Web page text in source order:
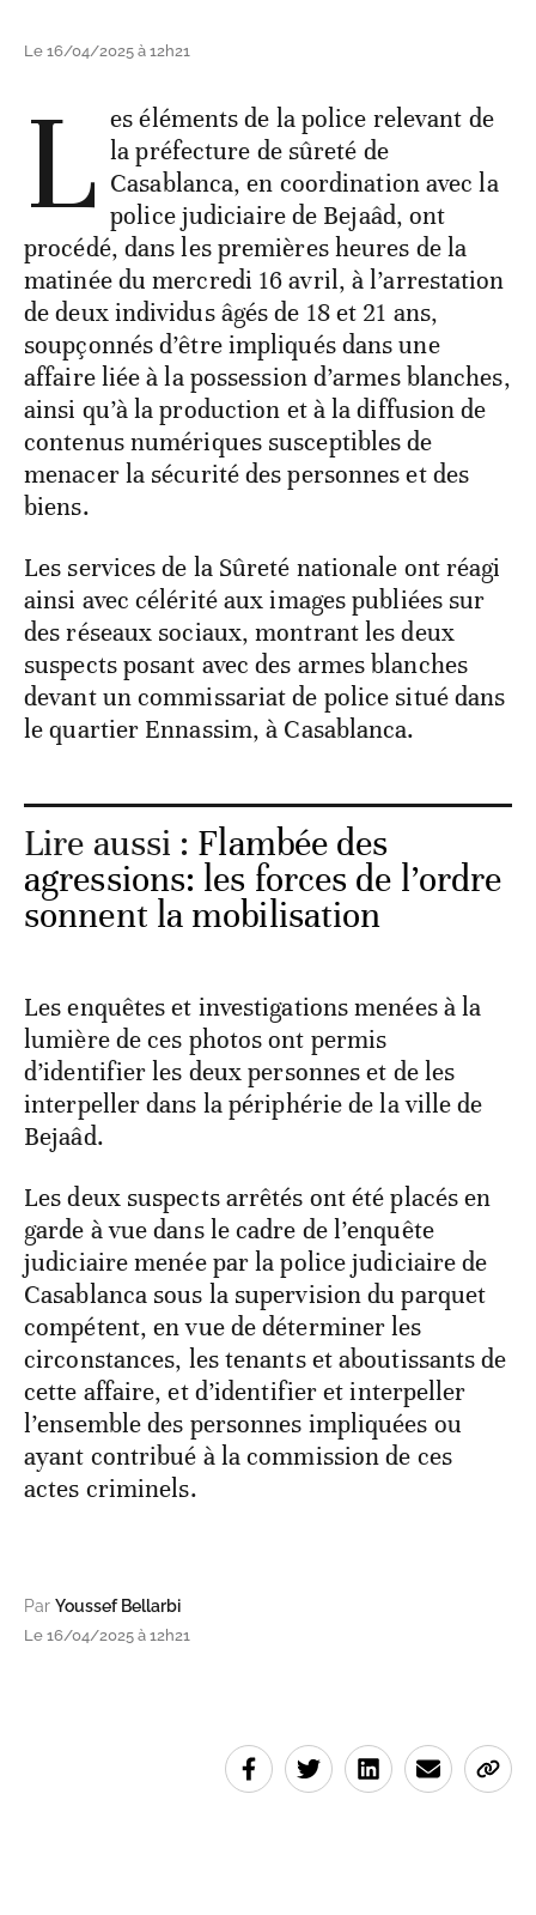
Le 16/04/2025 à 12h21
L es éléments de la police relevant de
la préfecture de sûreté de
Casablanca, en coordination avec la
police judiciaire de Bejaâd, ont
procédé, dans les premières heures de la
matinée du mercredi 16 avril, à l’arrestation
de deux individus âgés de 18 et 21 ans,
soupçonnés d’être impliqués dans une
affaire liée à la possession d’armes blanches,
ainsi qu’à la production et à la diffusion de
contenus numériques susceptibles de
menacer la sécurité des personnes et des
biens.
Les services de la Sûreté nationale ont réagi
ainsi avec célérité aux images publiées sur
des réseaux sociaux, montrant les deux
suspects posant avec des armes blanches
devant un commissariat de police situé dans
le quartier Ennassim, à Casablanca.
Lire aussi : Flambée des
agressions: les forces de l’ordre
sonnent la mobilisation
Les enquêtes et investigations menées à la
lumière de ces photos ont permis
d’identifier les deux personnes et de les
interpeller dans la périphérie de la ville de
Bejaâd.
Les deux suspects arrêtés ont été placés en
garde à vue dans le cadre de l’enquête
judiciaire menée par la police judiciaire de
Casablanca sous la supervision du parquet
compétent, en vue de déterminer les
circonstances, les tenants et aboutissants de
cette affaire, et d’identifier et interpeller
l’ensemble des personnes impliquées ou
ayant contribué à la commission de ces
actes criminels.
Par Youssef Bellarbi
Le 16/04/2025 à 12h21